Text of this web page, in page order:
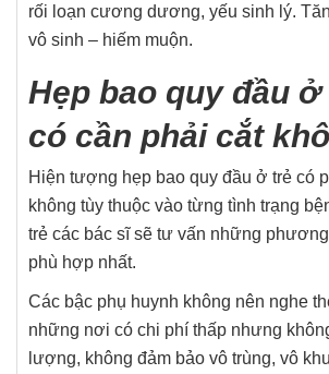
rối loạn cương dương, yếu sinh lý.
vô sinh – hiếm muộn.
Hẹp bao quy đầu
có cần phải cắt
Hiện tượng hẹp bao quy đầu ở trẻ có
không tùy thuộc vào từng tình trạng
trẻ các bác sĩ sẽ tư vấn những
phù hợp nhất.
Các bậc phụ huynh không nên nghe
những nơi có chi phí thấp nhưng
lượng, không đảm bảo vô trùng, vô